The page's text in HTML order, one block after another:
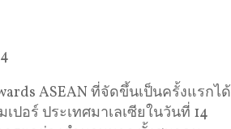
ASEAN ที่จัดขึ้นเป็นครั้งแรกได้
อร์ ประเทศมาเลเซียในวันที่ 14